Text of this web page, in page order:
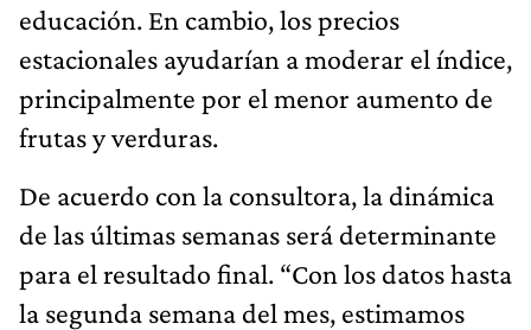
educación. En cambio, los precios
estacionales ayudarían a moderar el índice,
principalmente por el menor aumento de
frutas y verduras.
De acuerdo con la consultora, la dinámica
de las últimas semanas será determinante
para el resultado final. “Con los datos hasta
la segunda semana del mes, estimamos